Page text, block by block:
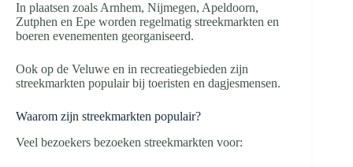
In plaatsen zoals Arnhem, Nijmegen, Apeldoorn,
Zutphen en Epe worden regelmatig streekmarkten en
boeren evenementen georganiseerd.
Ook op de Veluwe en in recreatiegebieden zijn
streekmarkten populair bij toeristen en dagjesmensen.
Waarom zijn streekmarkten populair?
Veel bezoekers bezoeken streekmarkten voor: